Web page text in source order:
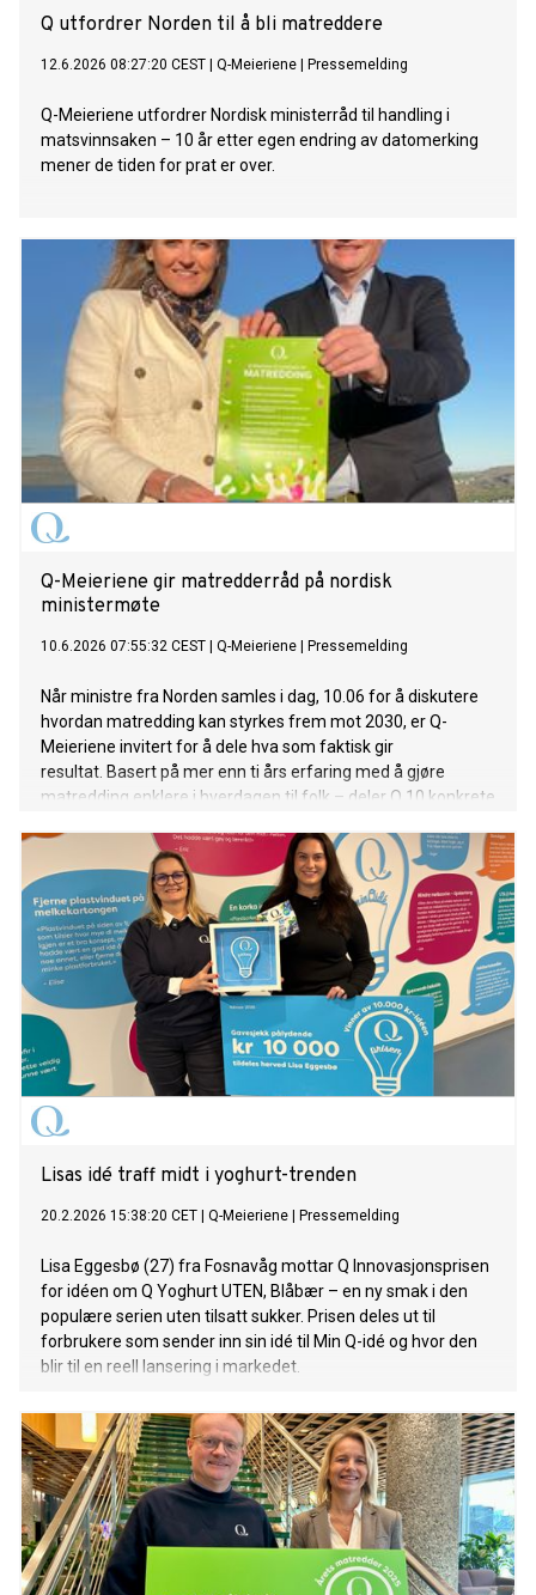
Q utfordrer Norden til å bli matreddere
12.6.2026 08:27:20 CEST Q-Meieriene Pressemelding
Q-Meieriene utfordrer Nordisk ministerråd til handling i
matsvinnsaken – 10 år etter egen endring av datomerking
mener de tiden for prat er over.
Q-Meieriene gir matredderråd på nordisk
ministermøte
10.6.2026 07:55:32 CEST Q-Meieriene Pressemelding
Når ministre fra Norden samles i dag, 10.06 for å diskutere
hvordan matredding kan styrkes frem mot 2030, er Q-
Meieriene invitert for å dele hva som faktisk gir
resultat. Basert på mer enn ti års erfaring med å gjøre
matredding enklere i hverdagen til folk – deler Q 10 konkrete
Lisas idé traff midt i yoghurt-trenden
20.2.2026 15:38:20 CET Q-Meieriene Pressemelding
Lisa Eggesbø (27) fra Fosnavåg mottar Q Innovasjonsprisen
for idéen om Q Yoghurt UTEN, Blåbær – en ny smak i den
populære serien uten tilsatt sukker. Prisen deles ut til
forbrukere som sender inn sin idé til Min Q-idé og hvor den
blir til en reell lansering i markedet.